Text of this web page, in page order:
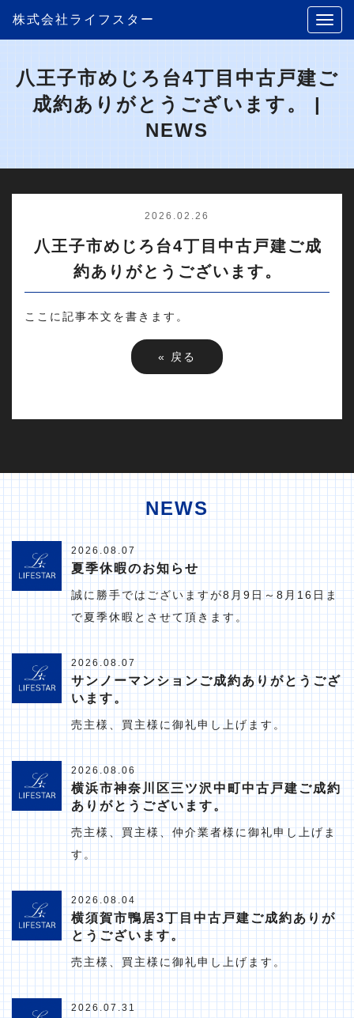
株式会社ライフスター
八王子市めじろ台4丁目中古戸建ご
成約ありがとうございます。 |
NEWS
2026.02.26
八王子市めじろ台4丁目中古戸建ご成
約ありがとうございます。
ここに記事本文を書きます。
« 戻る
NEWS
2026.08.07
夏季休暇のお知らせ
誠に勝手ではございますが8月9日～8月16日ま
で夏季休暇とさせて頂きます。
2026.08.07
サンノーマンションご成約ありがとうござ
います。
売主様、買主様に御礼申し上げます。
2026.08.06
横浜市神奈川区三ツ沢中町中古戸建ご成約
ありがとうございます。
売主様、買主様、仲介業者様に御礼申し上げま
す。
2026.08.04
横須賀市鴨居3丁目中古戸建ご成約ありが
とうございます。
売主様、買主様に御礼申し上げます。
2026.07.31